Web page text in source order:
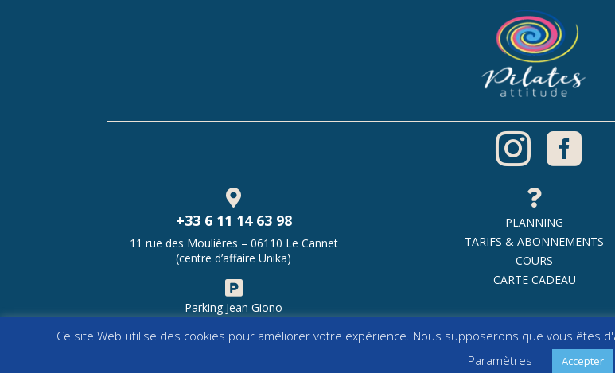
 

+33 6 11 14 63 98
11 rue des Moulières – 06110 Le Cannet
(centre d’affaire Unika)

Parking Jean Giono

PLANNING
TARIFS & ABONNEMENTS
COURS
CARTE CADEAU
Copyright © 2017-2026 Pilates Attitude |All Rights
Ce site Web utilise des cookies pour améliorer votre expérience. Nous supposerons que vous êtes
Paramètres
Accepter